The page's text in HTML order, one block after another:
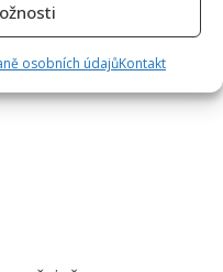
osobních údajůKontakt